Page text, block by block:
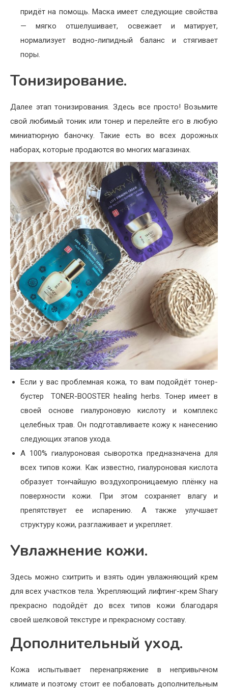
придёт на помощь. Маска имеет следующие свойства
— мягко отшелушивает, освежает и матирует,
нормализует водно-липидный баланс и стягивает
поры.
Тонизирование.
Далее этап тонизирования. Здесь все просто! Возьмите
свой любимый тоник или тонер и перелейте его в любую
миниатюрную баночку. Такие есть во всех дорожных
наборах, которые продаются во многих магазинах.
Если у вас проблемная кожа, то вам подойдёт тонер-
бустер
TONER-BOOSTER healing herbs. Тонер имеет в
своей основе гиалуроновую кислоту и комплекс
целебных трав. Он подготавливаете кожу к нанесению
следующих этапов ухода.
А 100% гиалуроновая сыворотка предназначена для
всех типов кожи. Как известно, гиалуроновая кислота
образует тончайшую воздухопроницаемую плёнку на
поверхности кожи. При этом сохраняет влагу и
препятствует ее испарению. А также улучшает
структуру кожи, разглаживает и укрепляет.
Увлажнение кожи.
Здесь можно схитрить и взять один увлажняющий крем
для всех участков тела. Укрепляющий лифтинг-крем Shary
прекрасно подойдёт до всех типов кожи благодаря
своей шелковой текстуре и прекрасному составу.
Дополнительный уход.
Кожа испытывает перенапряжение в непривычном
климате и поэтому стоит ее побаловать дополнительным